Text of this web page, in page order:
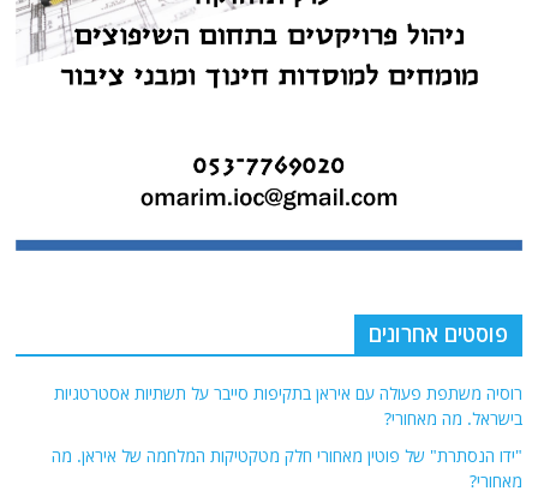
פוסטים אחרונים
רוסיה משתפת פעולה עם איראן בתקיפות סייבר על תשתיות אסטרטגיות
בישראל. מה מאחורי?
"ידו הנסתרת" של פוטין מאחורי חלק מטקטיקות המלחמה של איראן. מה
מאחורי?